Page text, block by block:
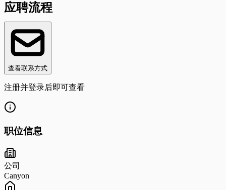
应聘流程
查看联系方式
注册并登录后即可查看
职位信息
公司
Canyon